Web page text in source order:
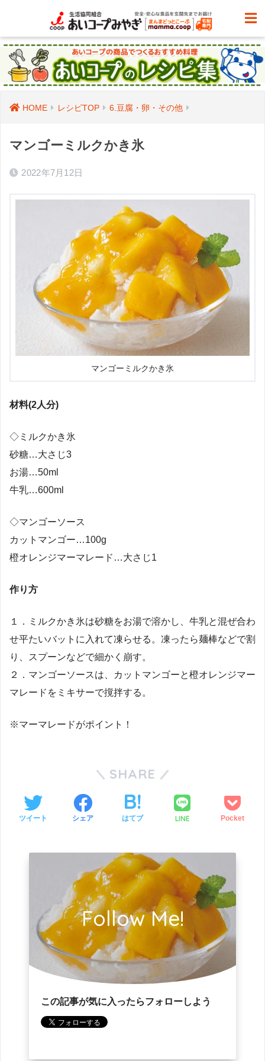
HOME レシピTOP 6.豆腐・卵・その他
マンゴーミルクかき氷
2022年7月12日
マンゴーミルクかき氷
材料(2人分)
◇ミルクかき氷
砂糖…大さじ3
お湯…50ml
牛乳…600ml
◇マンゴーソース
カットマンゴー…100g
橙オレンジマーマレード…大さじ1
作り方
１．ミルクかき氷は砂糖をお湯で溶かし、牛乳と混ぜ合わ
せ平たいバットに入れて凍らせる。凍ったら麺棒などで割
り、スプーンなどで細かく崩す。
２．マンゴーソースは、カットマンゴーと橙オレンジマー
マレードをミキサーで撹拌する。
※マーマレードがポイント！
SHARE
ツイート シェア はてブ LINE Pocket
Follow Me!
この記事が気に入ったらフォローしよう